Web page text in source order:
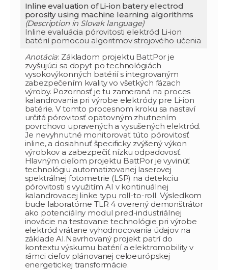
Inline evaluation of Li-ion batery electrod
porosity using machine learning algorithms
(Description in Slovak language)
Inline evaluácia pórovitosti elektród Li-ion
batérií pomocou algoritmov strojového učenia
Anotácia: Základom projektu BattPor je
zvyšujúci sa dopyt po technológiách
vysokovýkonných batérií s integrovaným
zabezpečením kvality vo všetkých fázach
výroby. Pozornosť je tu zameraná na proces
kalandrovania pri výrobe elektródy pre Li-ion
batérie. V tomto procesnom kroku sa nastaví
určitá pórovitosť opätovným zhutnením
povrchovo upravených a vysušených elektród.
Je nevyhnutné monitorovať túto pórovitosť
inline, a dosiahnuť špecificky zvýšený výkon
výrobkov a zabezpečiť nízku odpadovosť.
Hlavným cieľom projektu BattPor je vyvinúť
technológiu automatizovanej laserovej
spektrálnej fotometrie (LSP) na detekciu
pórovitosti s využitím AI v kontinuálnej
kalandrovacej linke typu roll-to-roll. Výsledkom
bude laboratórne TLR 4 overený demonštrátor
ako potenciálny modul pred-industriálnej
inovácie na testovanie technológie pri výrobe
elektród vrátane vyhodnocovania údajov na
základe AI.Navrhovaný projekt patrí do
kontextu výskumu batérií a elektromobility v
rámci cieľov plánovanej celoeurópskej
energetickej transformácie.